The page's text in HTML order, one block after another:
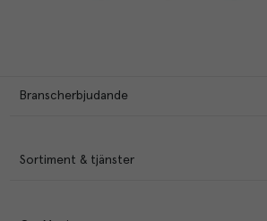
Branscherbjudande
Sortiment & tjänster